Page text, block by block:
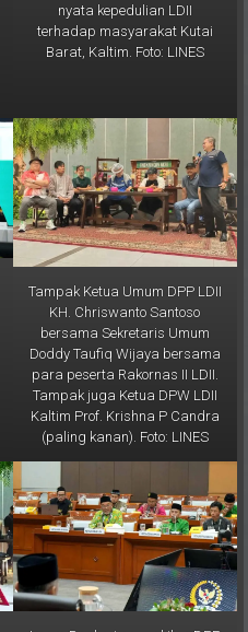
nyata kepedulian LDII
terhadap masyarakat Kutai
Barat, Kaltim. Foto: LINES
Tampak Ketua Umum DPP LDII
KH. Chriswanto Santoso
bersama Sekretaris Umum
Doddy Taufiq Wijaya bersama
para peserta Rakornas II LDII.
Tampak juga Ketua DPW LDII
Kaltim Prof. Krishna P Candra
(paling kanan). Foto: LINES